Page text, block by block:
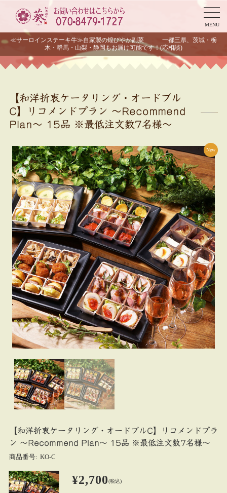
MENU
≪サーロインステーキ牛≫自家製の煌びやか副菜 一都三県、茨城・栃
木・群馬・山梨・静岡もお届け可能です！(応相談)
【和洋折衷ケータリング・オードブル
C】リコメンドプラン ～Recommend
Plan～ 15品 ※最低注文数7名様～
New
【和洋折衷ケータリング・オードブルC】リコメンドプラ
ン ～Recommend Plan～ 15品 ※最低注文数7名様～
商品番号: KO-C
¥2,700(税込)